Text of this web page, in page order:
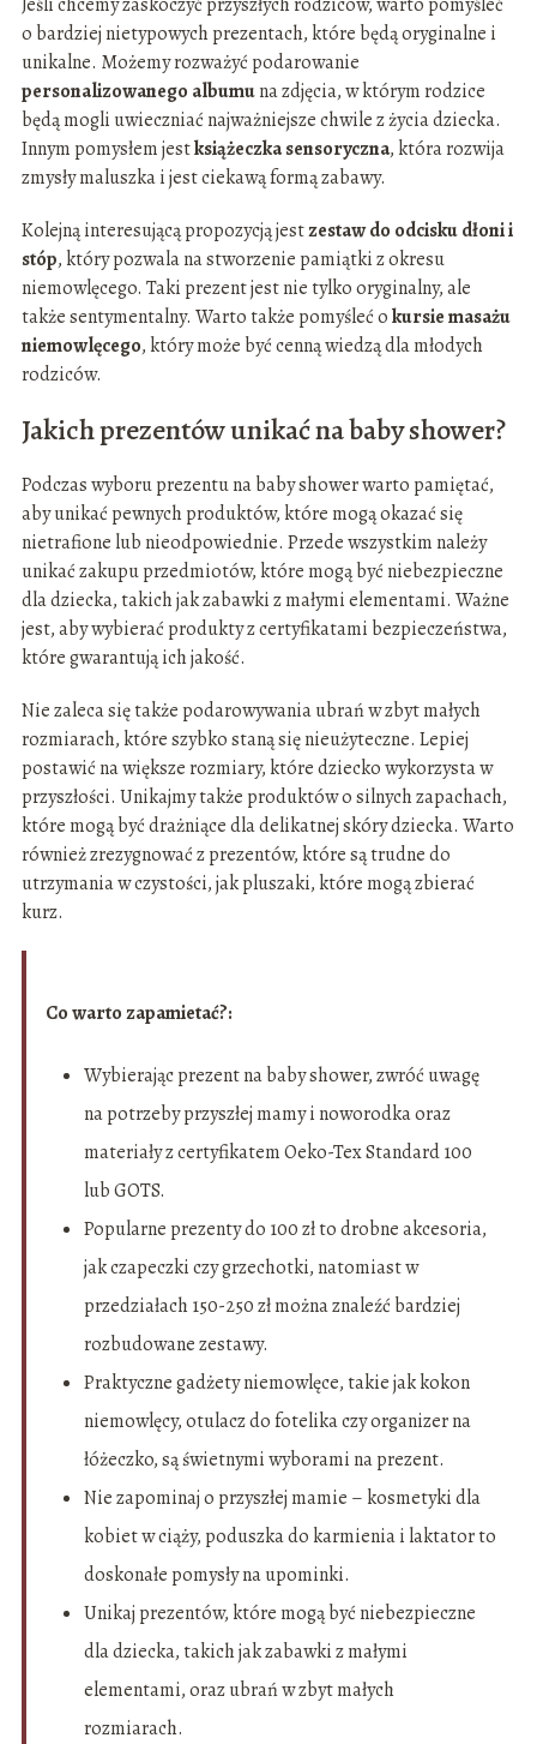
o bardziej nietypowych prezentach, które będą oryginalne i
unikalne. Możemy rozważyć podarowanie
personalizowanego albumuna zdjęcia, w którym rodzice
będą mogli uwieczniać najważniejsze chwile z życia dziecka.
Innym pomysłem jestksiążeczka sensoryczna, która rozwija
zmysły maluszka i jest ciekawą formą zabawy.
Kolejną interesującą propozycją jestzestaw do odcisku dłoni i
stóp, który pozwala na stworzenie pamiątki z okresu
niemowlęcego. Taki prezent jest nie tylko oryginalny, ale
także sentymentalny. Warto także pomyśleć okursie masażu
niemowlęcego, który może być cenną wiedzą dla młodych
rodziców.
Jakich prezentów unikać na baby shower?
Podczas wyboru prezentu na baby shower warto pamiętać,
aby unikać pewnych produktów, które mogą okazać się
nietrafione lub nieodpowiednie. Przede wszystkim należy
unikać zakupu przedmiotów, które mogą być niebezpieczne
dla dziecka, takich jak zabawki z małymi elementami. Ważne
jest, aby wybierać produkty z certyfikatami bezpieczeństwa,
które gwarantują ich jakość.
Nie zaleca się także podarowywania ubrań w zbyt małych
rozmiarach, które szybko staną się nieużyteczne. Lepiej
postawić na większe rozmiary, które dziecko wykorzysta w
przyszłości. Unikajmy także produktów o silnych zapachach,
które mogą być drażniące dla delikatnej skóry dziecka. Warto
również zrezygnować z prezentów, które są trudne do
utrzymania w czystości, jak pluszaki, które mogą zbierać
kurz.
Co warto zapamietać?:
Wybierając prezent na baby shower, zwróć uwagę
na potrzeby przyszłej mamy i noworodka oraz
materiały z certyfikatem Oeko-Tex Standard 100
lub GOTS.
Popularne prezenty do 100 zł to drobne akcesoria,
jak czapeczki czy grzechotki, natomiast w
przedziałach 150-250 zł można znaleźć bardziej
rozbudowane zestawy.
Praktyczne gadżety niemowlęce, takie jak kokon
niemowlęcy, otulacz do fotelika czy organizer na
łóżeczko, są świetnymi wyborami na prezent.
Nie zapominaj o przyszłej mamie – kosmetyki dla
kobiet w ciąży, poduszka do karmienia i laktator to
doskonałe pomysły na upominki.
Unikaj prezentów, które mogą być niebezpieczne
dla dziecka, takich jak zabawki z małymi
elementami, oraz ubrań w zbyt małych
rozmiarach.